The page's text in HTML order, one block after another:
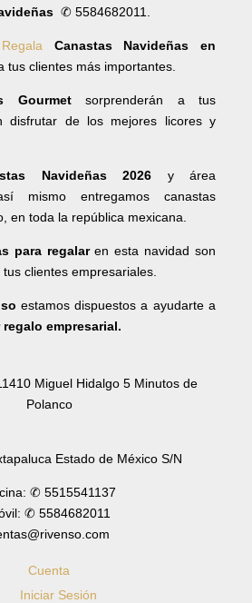
✆ 5584682011.
Regala Canastas Navideñas en
tus clientes más importantes.
Gourmetsorprenderán a tus
disfrutar de los mejores licores y
Navideñas 2026 y área
mismo entregamos canastas
en toda la república mexicana.
para regalaren esta navidad son
clientes empresariales.
estamos dispuestos a ayudarte a
regalo empresarial.
Miguel Hidalgo 5 Minutos de
Polanco
Estado de México S/N
✆ 5515541137
✆ 5584682011
Cuenta
Iniciar Sesión